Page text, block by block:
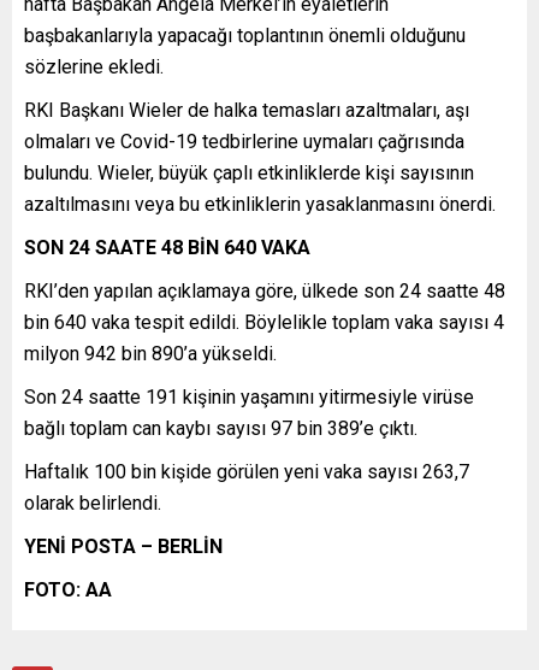
başbakanlarıyla yapacağı toplantının önemli olduğunu
sözlerine ekledi.
RKI Başkanı Wieler de halka temasları azaltmaları, aşı
olmaları ve Covid-19 tedbirlerine uymaları çağrısında
bulundu. Wieler, büyük çaplı etkinliklerde kişi sayısının
azaltılmasını veya bu etkinliklerin yasaklanmasını önerdi.
SON 24 SAATE 48 BİN 640 VAKA
RKI’den yapılan açıklamaya göre, ülkede son 24 saatte 48
bin 640 vaka tespit edildi. Böylelikle toplam vaka sayısı 4
milyon 942 bin 890’a yükseldi.
Son 24 saatte 191 kişinin yaşamını yitirmesiyle virüse
bağlı toplam can kaybı sayısı 97 bin 389’e çıktı.
Haftalık 100 bin kişide görülen yeni vaka sayısı 263,7
olarak belirlendi.
YENİ POSTA – BERLİN
FOTO: AA